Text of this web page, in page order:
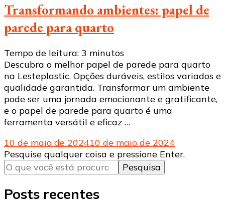
Transformando ambientes: papel de
parede para quarto
Tempo de leitura: 3 minutos
Descubra o melhor papel de parede para quarto
na Lesteplastic. Opções duráveis, estilos variados e
qualidade garantida. Transformar um ambiente
pode ser uma jornada emocionante e gratificante,
e o papel de parede para quarto é uma
ferramenta versátil e eficaz …
10 de maio de 202410 de maio de 2024
Procurando
algo?
Pesquise qualquer coisa e pressione Enter.
Posts recentes